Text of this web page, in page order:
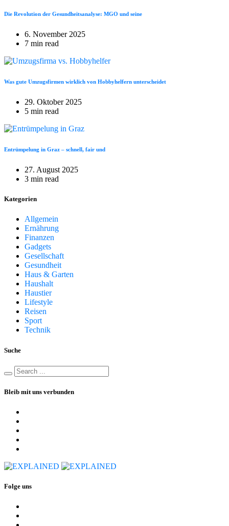
Die Revolution der Gesundheitsanalyse: MGO und seine
6. November 2025
7 min read
Was gute Umzugsfirmen wirklich von Hobbyhelfern unterscheidet
29. Oktober 2025
5 min read
Entrümpelung in Graz – schnell, fair und
27. August 2025
3 min read
Kategorien
Allgemein
Ernährung
Finanzen
Gadgets
Gesellschaft
Gesundheit
Haus & Garten
Haushalt
Haustier
Lifestyle
Reisen
Sport
Technik
Suche
Bleib mit uns verbunden
Folge uns